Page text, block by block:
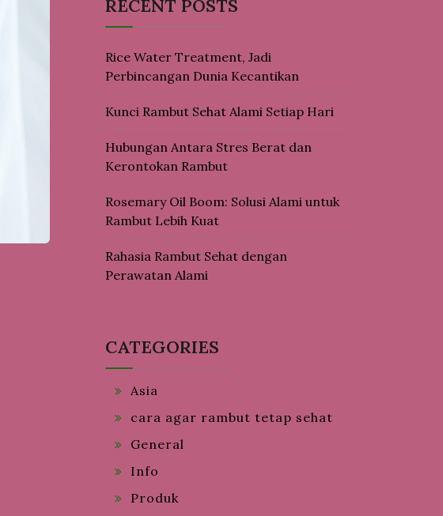
RECENT POSTS
Rice Water Treatment, Jadi
Perbincangan Dunia Kecantikan
Kunci Rambut Sehat Alami Setiap Hari
Hubungan Antara Stres Berat dan
Kerontokan Rambut
Rosemary Oil Boom: Solusi Alami untuk
Rambut Lebih Kuat
Rahasia Rambut Sehat dengan
Perawatan Alami
CATEGORIES
Asia
cara agar rambut tetap sehat
General
Info
Produk